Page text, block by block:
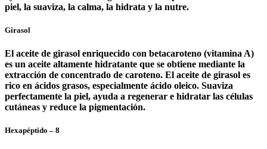
piel, la suaviza, la calma, la hidrata y la nutre.
Girasol
El aceite de girasol enriquecido con betacaroteno (vitamina A)
es un aceite altamente hidratante que se obtiene mediante la
extracción de concentrado de caroteno. El aceite de girasol es
rico en ácidos grasos, especialmente ácido oleico. Suaviza
perfectamente la piel, ayuda a regenerar e hidratar las células
cutáneas y reduce la pigmentación.
Hexapéptido – 8